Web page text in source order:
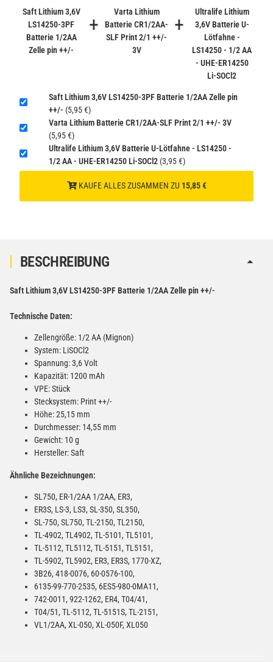
gem. SV188 ADR)
Verbatim Cool'n'Go AirJet Handventilator 4000mAh
Grau Lila
(Gefahrgut UN3480 Versand
gem. SV188 ADR)
1
Verbatim Cool'n'Go AirJet Handventilator Weiß Silber
4000mAh
22,95 €
inkl. 19% USt. zzgl.Versand
(Gefahrgut UN3480 Versand
−
Saft Lithium 3,6V
LS14250-3PF
Batterie 1/2AA
Zelle pin ++/-
+
Varta Lithium
Batterie CR1/2AA-
SLF Print 2/1 ++/-
3V
+
Ultralife Lithium
3,6V Batterie U-
Lötfahne -
LS14250 - 1/2 AA
- UHE-ER14250
Li-SOCl2
Saft Lithium 3,6V LS14250-3PF Batterie 1/2AA Zelle pin
++/- (5,95 €)
Varta Lithium Batterie CR1/2AA-SLF Print 2/1 ++/- 3V
(5,95 €)
Ultralife Lithium 3,6V Batterie U-Lötfahne - LS14250 -
1/2 AA - UHE-ER14250 Li-SOCl2 (3,95 €)
KAUFE ALLES ZUSAMMEN ZU 15,85 €
BESCHREIBUNG
Saft Lithium 3,6V LS14250-3PF Batterie 1/2AA Zelle pin ++/-
Technische Daten:
Zellengröße: 1/2 AA (Mignon)
System: LiSOCl2
Spannung: 3,6 Volt
Kapazität: 1200 mAh
VPE: Stück
Stecksystem: Print ++/-
Höhe: 25,15 mm
Durchmesser: 14,55 mm
Gewicht: 10 g
Hersteller: Saft
Ähnliche Bezeichnungen:
SL750, ER-1/2AA 1/2AA, ER3,
ER3S, LS-3, LS3, SL-350, SL350,
SL-750, SL750, TL-2150, TL2150,
TL-4902, TL4902, TL-5101, TL5101,
TL-5112, TL5112, TL-5151, TL5151,
TL-5902, TL5902, ER3, ER3S, 1770-XZ,
3B26, 418-0076, 60-0576-100,
6135-99-770-2535, 6ES5-980-0MA11,
742-0011, 922-1262, ER4, T04/41,
T04/51, TL-5112, TL-5151S, TL-2151,
VL1/2AA, XL-050, XL-050F, XL050